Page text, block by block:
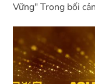
Vững" Trong bối